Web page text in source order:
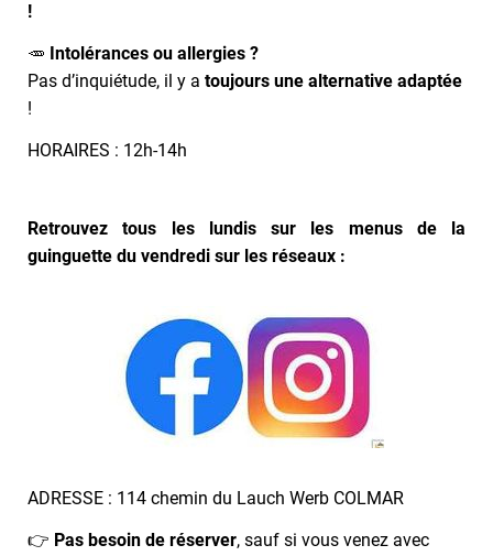
!
🥕 Intolérances ou allergies ?
Pas d’inquiétude, il y a toujours une alternative adaptée
!
HORAIRES : 12h-14h
Retrouvez tous les lundis sur les menus de la
guinguette du vendredi sur les réseaux :
ADRESSE : 114 chemin du Lauch Werb COLMAR
👉 Pas besoin de réserver, sauf si vous venez avec